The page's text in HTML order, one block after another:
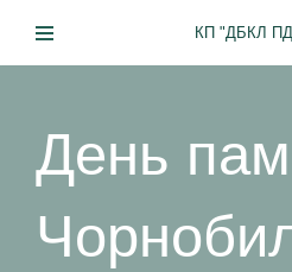
Перейти
вмісту
КП "ДБКЛ
День